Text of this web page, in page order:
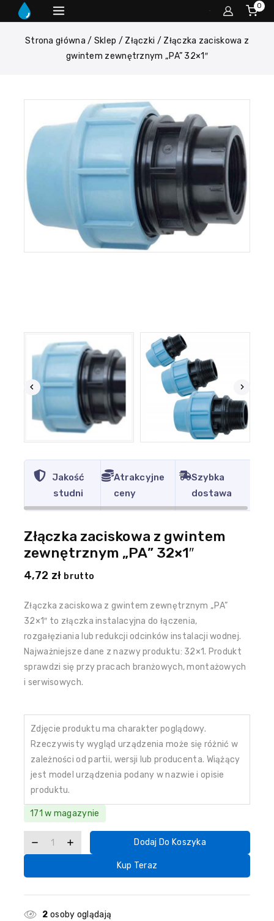
0
Strona główna / Sklep / Złączki / Złączka zaciskowa z
gwintem zewnętrznym „PA” 32×1″
Jakość
studni
Atrakcyjne
ceny
Szybka
dostawa
Złączka zaciskowa z gwintem
zewnętrznym „PA” 32×1″
4,72 zł brutto
Złączka zaciskowa z gwintem zewnętrznym „PA”
32×1″ to złączka instalacyjna do łączenia,
rozgałęziania lub redukcji odcinków instalacji wodnej.
Najważniejsze dane z nazwy produktu: 32×1. Produkt
sprawdzi się przy pracach branżowych, montażowych
i serwisowych.
Zdjęcie produktu ma charakter poglądowy.
Rzeczywisty wygląd urządzenia może się różnić w
zależności od partii, wersji lub producenta. Wiążący
jest model urządzenia podany w nazwie i opisie
produktu.
171 w magazynie
Dodaj Do Koszyka
Kup Teraz
2 osoby oglądają